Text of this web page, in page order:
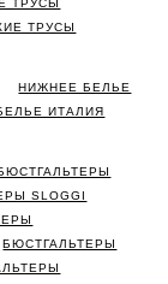
ТРУСЫ
ТРУСЫ
НИЖНЕЕ БЕЛЬЕ
ИТАЛИЯ
SLOGGI
БЮСТГАЛЬТЕРЫ